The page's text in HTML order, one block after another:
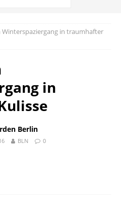
in traumhafter
in
Berlin
BLN 0